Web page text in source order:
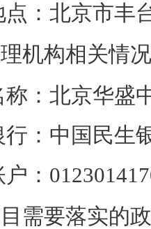
点：北京市丰
机构相关情况
称：北京华盛
行：中国民生
：
需要落实的